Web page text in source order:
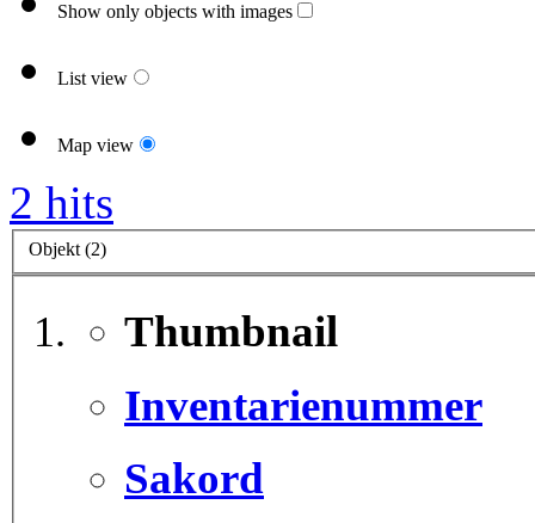
Show only objects with images
List view
Map view
2 hits
Objekt (2)
Thumbnail
Inventarienummer
Sakord